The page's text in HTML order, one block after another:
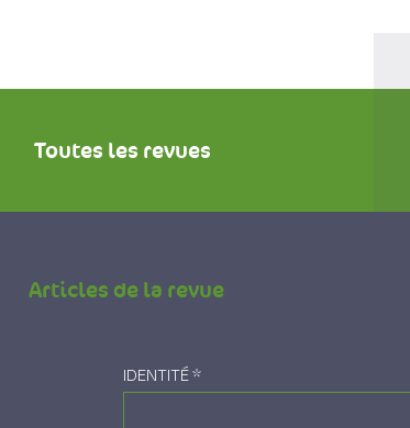
Articles de la revue
Toutes les revues
IDENTITÉ*